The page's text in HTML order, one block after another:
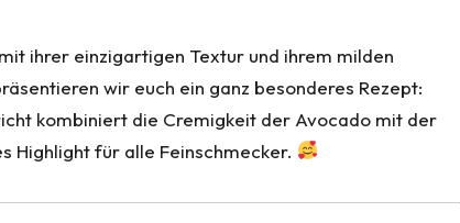
n
k
ihrer einzigartigen Textur und ihrem milden
wir euch ein ganz besonderes Rezept:
kombiniert die Cremigkeit der Avocado mit der
Highlight für alle Feinschmecker.